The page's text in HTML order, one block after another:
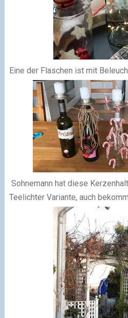
Eine der Flaschen ist mit
Sohnemann hat diese
Teelichter Variante, auch